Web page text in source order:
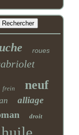
roues
frein neuf
alliage
droit